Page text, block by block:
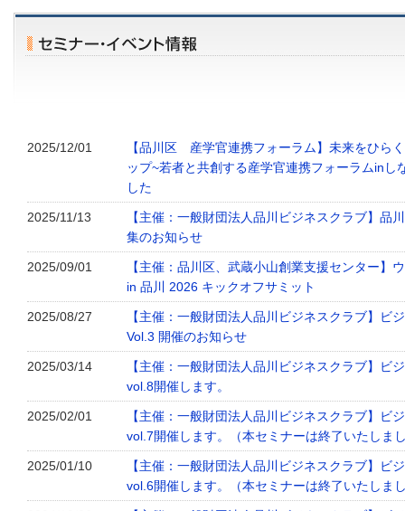
2025/12/01
【品川区 産学官連携フォーラム】未来をひら
ップ~若者と共創する産学官連携フォーラムinし
した
2025/11/13
【主催：一般財団法人品川ビジネスクラブ】品
集のお知らせ
2025/09/01
【主催：品川区、武蔵小山創業支援センター】
in 品川 2026 キックオフサミット
2025/08/27
【主催：一般財団法人品川ビジネスクラブ】ビ
Vol.3 開催のお知らせ
2025/03/14
【主催：一般財団法人品川ビジネスクラブ】ビ
vol.8開催します。
2025/02/01
【主催：一般財団法人品川ビジネスクラブ】ビ
vol.7開催します。（本セミナーは終了いたしま
2025/01/10
【主催：一般財団法人品川ビジネスクラブ】ビ
vol.6開催します。（本セミナーは終了いたしま